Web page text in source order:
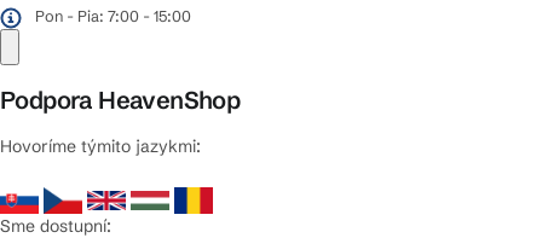
Pon - Pia: 7:00 - 15:00
Podpora HeavenShop
Hovoríme týmito jazykmi:
Sme dostupní: